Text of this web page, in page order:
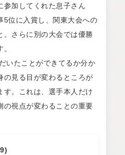
参加してくれた息子さん
5位に入賞し、関東大会への
。さらに別の大会では優勝
いたことができてるか分か
の見る目が変わるところが
す。これは、選手本人だけ
の視点が変わることの重要